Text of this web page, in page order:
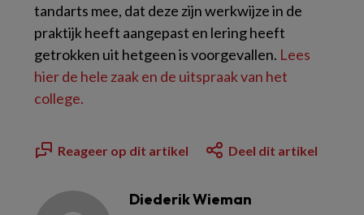
tandarts mee, dat deze zijn werkwijze in de
praktijk heeft aangepast en lering heeft
getrokken uit hetgeen is voorgevallen. Lees
hier de hele zaak en de uitspraak van het
college.
Reageer op dit artikel Deel dit artikel
Diederik Wieman